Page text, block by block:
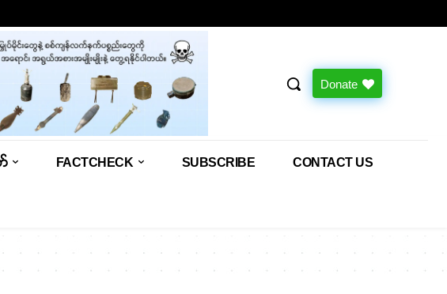
Donate
FACTCHECK SUBSCRIBE CONTACT US